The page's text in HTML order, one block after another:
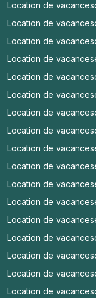
Location de vacances
Location de vacances
Location de vacances
Location de vacances
Location de vacances
Location de vacances
Location de vacances
Location de vacances
Location de vacances
Location de vacances
Location de vacances
Location de vacances
Location de vacances
Location de vacances
Location de vacances
Location de vacances
Location de vacances